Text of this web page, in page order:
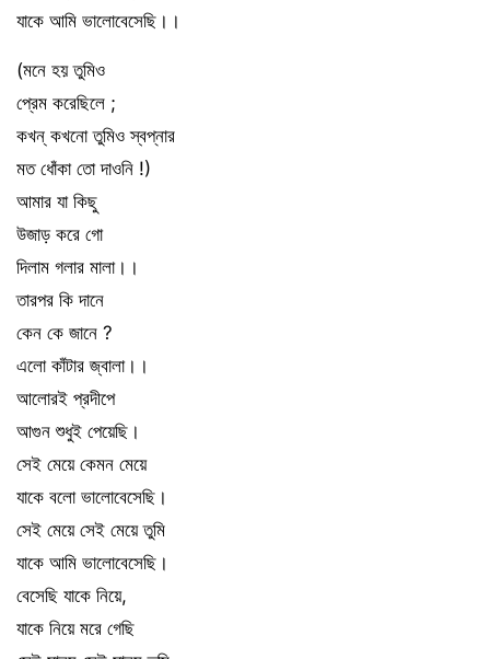
যাকে আমি ভালোবেসেছি।।
(মনে হয় তুমিও
প্রেম করেছিলে ;
কখন্ কখনো তুমিও স্বপ্নার
মত ধোঁকা তো দাওনি !)
আমার যা কিছু
উজাড় করে গো
দিলাম গলার মালা।।
তারপর কি দানে
কেন কে জানে ?
এলো কাঁটার জ্বালা।।
আলোরই প্রদীপে
আগুন শুধুই পেয়েছি।
সেই মেয়ে কেমন মেয়ে
যাকে বলো ভালোবেসেছি।
সেই মেয়ে সেই মেয়ে তুমি
যাকে আমি ভালোবেসেছি।
বেসেছি যাকে নিয়ে,
যাকে নিয়ে মরে গেছি